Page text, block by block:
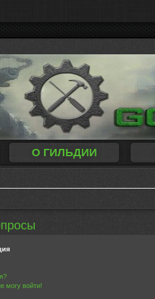
О ГИЛЬДИИ
могу войти!